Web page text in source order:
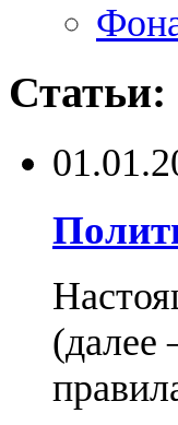
Статьи:
(далее